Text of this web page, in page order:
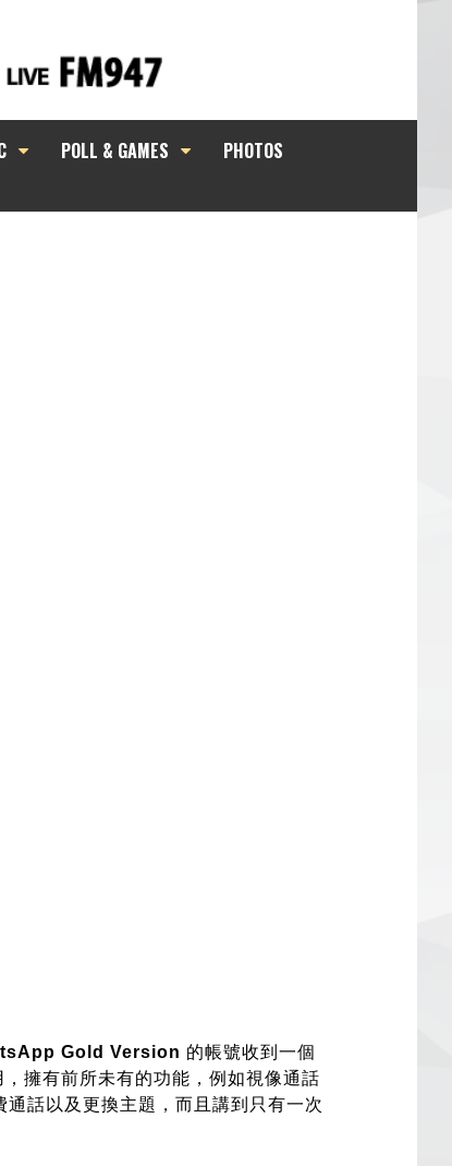
POLL & GAMES
PHOTOS
Gold Version 的帳號收到一個
擁有前所未有的功能，例如視像通話
話以及更換主題，而且講到只有一次